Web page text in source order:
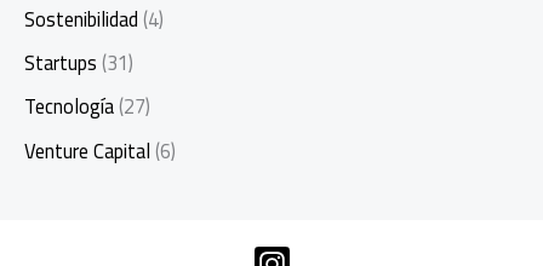
Sostenibilidad(4)
Startups(31)
Tecnología(27)
Venture Capital(6)